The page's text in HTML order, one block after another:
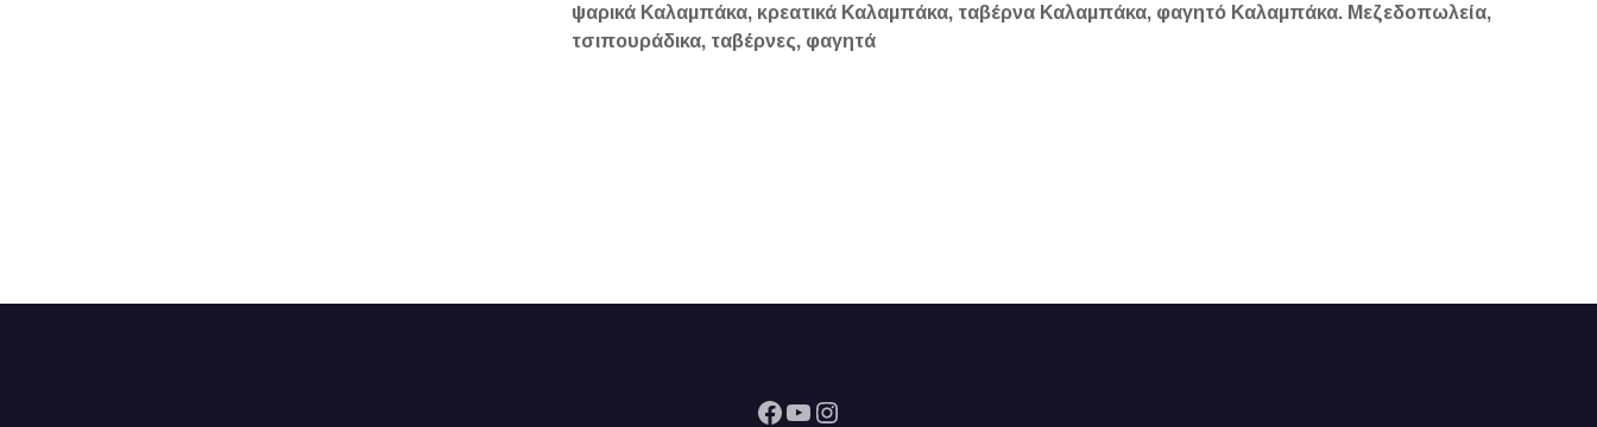
ψαρικά Καλαμπάκα, κρεατικά Καλαμπάκα, ταβέρνα Καλαμπάκα, φαγητό Καλαμπάκα. Μεζεδοπωλεία,
τσιπουράδικα, ταβέρνες, φαγητά
Facebook YouTube Instagram